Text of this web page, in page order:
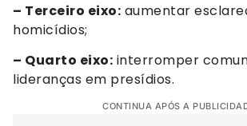
– Terceiro eixo: aumentar
homicídios;
– Quarto eixo: interromper
lideranças em presídios.
CONTINUA APÓS A